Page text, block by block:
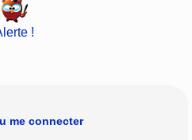
!
me connecter